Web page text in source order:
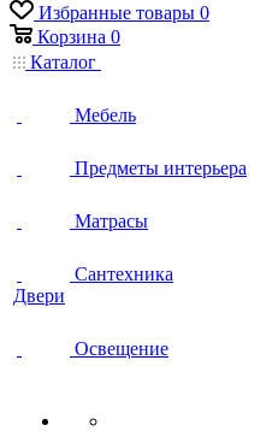
Избранные товары 0
Корзина 0
Каталог
Мебель
Предметы интерьера
Матрасы
Сантехника
Двери
Освещение